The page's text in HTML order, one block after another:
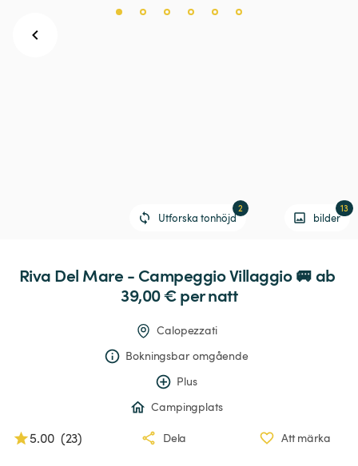
bilder
13
Utforska tonhöjd
2
Riva Del Mare - CampeggioVillaggio🚐 ab
39,00 € per natt
Calopezzati
Bokningsbar omgående
Plus
Campingplats
5.00 (23) Dela Att märka